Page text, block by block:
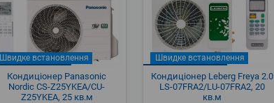
Швидке встановлення
Кондиціонер Panasonic
Nordic CS-Z25YKEA/CU-
Z25YKEA, 25 кв.м
Швидке встановлення
Кондиціонер Leberg Freya 2.0
LS-07FRA2/LU-07FRA2, 20
кв.м